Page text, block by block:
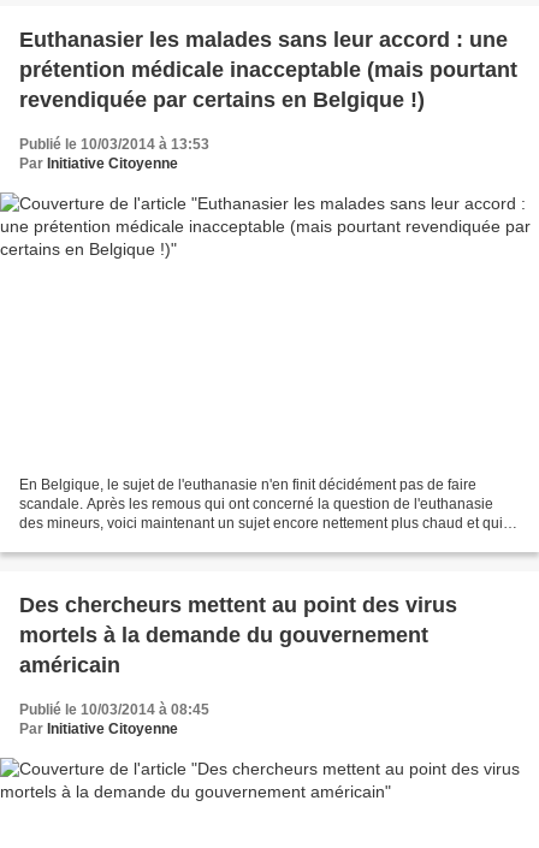
Euthanasier les malades sans leur accord : une
prétention médicale inacceptable (mais pourtant
revendiquée par certains en Belgique !)
Publié le 10/03/2014 à 13:53
Par Initiative Citoyenne
En Belgique, le sujet de l'euthanasie n'en finit décidément pas de faire
scandale. Après les remous qui ont concerné la question de l'euthanasie
des mineurs, voici maintenant un sujet encore nettement plus chaud et qui
Des chercheurs mettent au point des virus
mortels à la demande du gouvernement
américain
Publié le 10/03/2014 à 08:45
Par Initiative Citoyenne